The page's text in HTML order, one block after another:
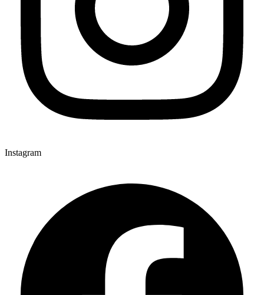
Instagram